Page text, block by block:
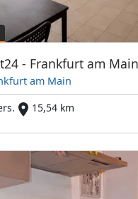
- Frankfurt am Main
am Main
15,54 km